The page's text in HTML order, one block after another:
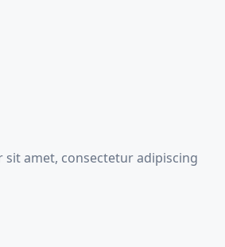
sit amet, consectetur adipiscing